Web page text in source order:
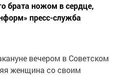
брата ножом в сердце,
пресс-служба
вечером в Советском
женщина со своим